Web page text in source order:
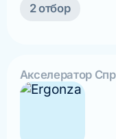
2 отбор
Акселератор